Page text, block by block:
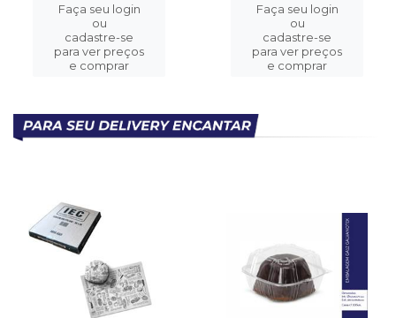
Faça seu login
ou
cadastre-se
para ver preços
e comprar
Faça seu login
ou
cadastre-se
para ver preços
e comprar